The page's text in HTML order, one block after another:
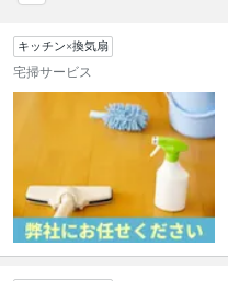
キッチン×換気扇
宅掃サービス